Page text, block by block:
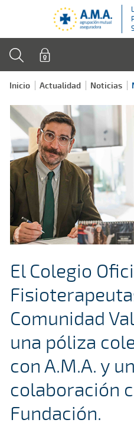
Inicio Actualidad Noticias
El Colegio
Comunidad
una póliza
con A.M.A. y
colaboración
Fundación.